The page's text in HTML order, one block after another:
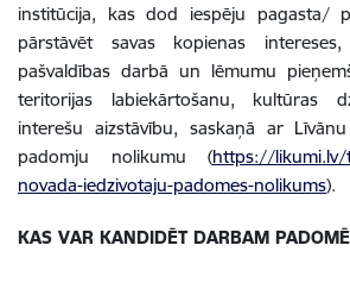
institūcija, kas dod iespēju pagasta/
pārstāvēt savas kopienas
pašvaldības darbā un lēmumu
teritorijas labiekārtošanu, kultūras
interešu aizstāvību, saskaņā ar
padomju nolikumu (https://
novada-iedzivotaju-padomes-nolikums).
KAS VAR KANDIDĒT DARBAM